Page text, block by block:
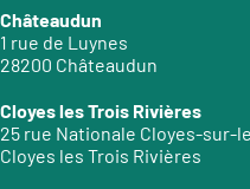
Châteaudun
1 rue de Luynes
28200 Châteaudun
Cloyes les Trois Rivières
25 rue Nationale Cloyes-sur-
Cloyes les Trois Rivières